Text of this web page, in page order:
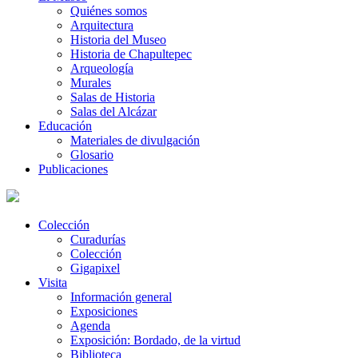
Quiénes somos
Arquitectura
Historia del Museo
Historia de Chapultepec
Arqueología
Murales
Salas de Historia
Salas del Alcázar
Educación
Materiales de divulgación
Glosario
Publicaciones
Colección
Curadurías
Colección
Gigapixel
Visita
Información general
Exposiciones
Agenda
Exposición: Bordado, de la virtud
Biblioteca